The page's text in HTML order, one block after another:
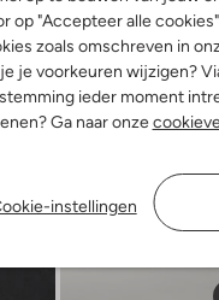
op "Accepteer alle
zoals omschreven in
je voorkeuren wijzigen?
ieder moment
Ga naar onze
instellingen